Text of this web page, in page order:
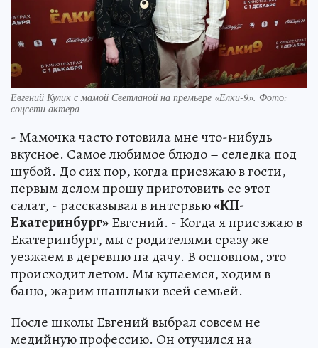
Евгений Кулик с мамой Светланой на премьере «Елки-9». Фото:
соцсети актера
- Мамочка часто готовила мне что-нибудь
вкусное. Самое любимое блюдо – селедка под
шубой. До сих пор, когда приезжаю в гости,
первым делом прошу приготовить ее этот
салат, - рассказывал в интервью«КП-
Екатеринбург»Евгений. - Когда я приезжаю в
Екатеринбург, мы с родителями сразу же
уезжаем в деревню на дачу. В основном, это
происходит летом. Мы купаемся, ходим в
баню, жарим шашлыки всей семьей.
После школы Евгений выбрал совсем не
медийную профессию. Он отучился на